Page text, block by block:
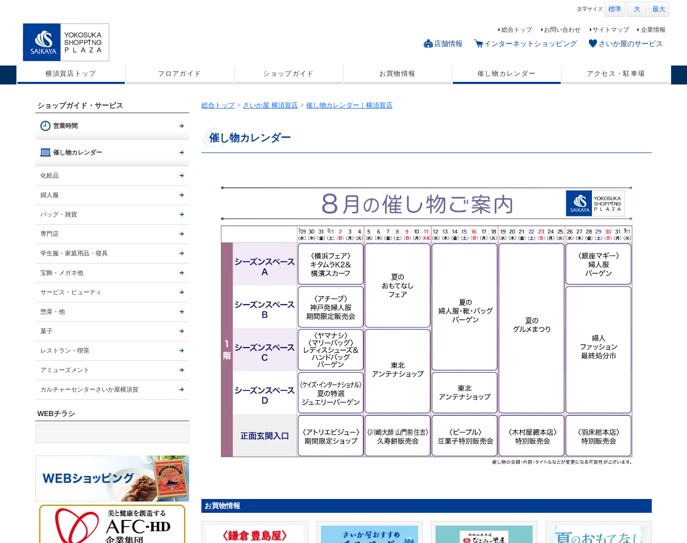
文字サイズ 標準 大 最大
総合トップ お問い合わせ サイトマップ 企業情報
店舗情報 インターネットショッピング さいか屋のサービス
横須賀店トップ フロアガイド ショップガイド お買物情報 催し物カレンダー アクセス・駐車場
総合トップ > さいか屋 横須賀店 > 催し物カレンダー｜横須賀店
催し物カレンダー
お買物情報
ショップガイド・サービス
営業時間
催し物カレンダー
化粧品
婦人服
バッグ・雑貨
専門店
学生服・家庭用品・寝具
宝飾・メガネ他
サービス・ビューティ
惣菜・他
菓子
レストラン・喫茶
アミューズメント
カルチャーセンターさいか屋横須賀
WEBチラシ